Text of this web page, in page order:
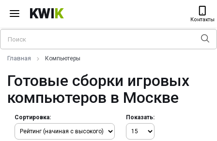
KWIK Контакты
Главная Компьютеры
Готовые сборки игровых
компьютеров в Москве
Сортировка: Показать: